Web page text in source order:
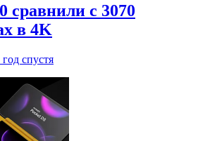
сравнили с 3070
в 4K
год спустя